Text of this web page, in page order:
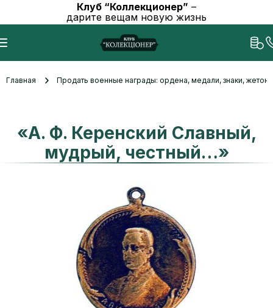
Клуб “Коллекционер” –
дарите вещам новую жизнь
Главная Продать военные награды: ордена, медали, знаки,
«А. Ф. Керенский Славный,
мудрый, честный…»